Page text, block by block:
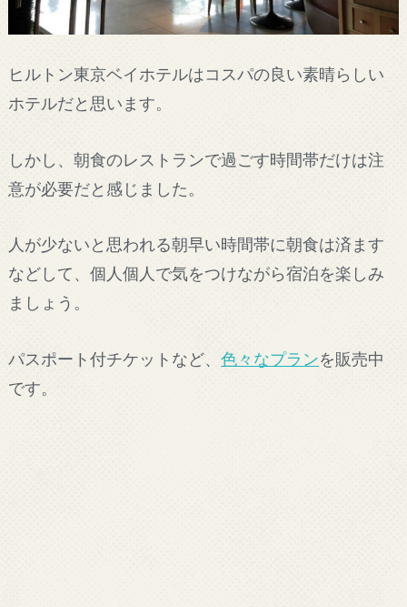
ヒルトン東京ベイホテルはコスパの良い素晴らしい
ホテルだと思います。
しかし、朝食のレストランで過ごす時間帯だけは注
意が必要だと感じました。
人が少ないと思われる朝早い時間帯に朝食は済ます
などして、個人個人で気をつけながら宿泊を楽しみ
ましょう。
パスポート付チケットなど、 色々なプランを販売中
です。